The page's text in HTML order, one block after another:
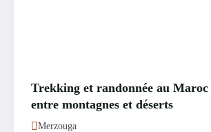
Trekking et randonnée au Maroc
entre montagnes et déserts
Merzouga